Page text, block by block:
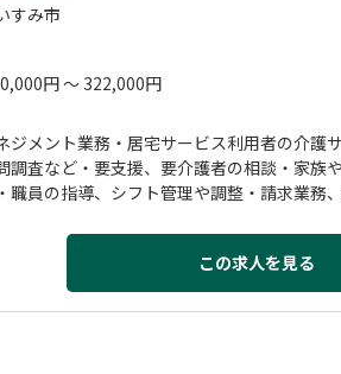
すみ市
円 ～ 322,000円
ジメント業務・居宅サービス利用者の介護
調査など・要支援、要介護者の相談・家族
職員の指導、シフト管理や調整・請求業務
この求人を見る